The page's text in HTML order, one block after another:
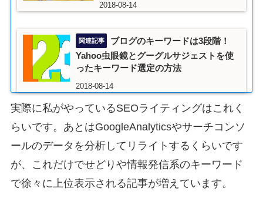
2018-08-14
ブログのキーワードは3段階！
Yahoo虫眼鏡とグーグルサジェストを使
ったキーワード選定の方法
2018-08-14
実際に私がやっているSEOライティングはこれく
らいです。あとはGoogleAnalyticsやサーチコンソ
ールのデータを分析してリライトするくらいです
が、これだけでせどりや情報発信系のキーワード
で徐々に上位表示される記事が増えています。